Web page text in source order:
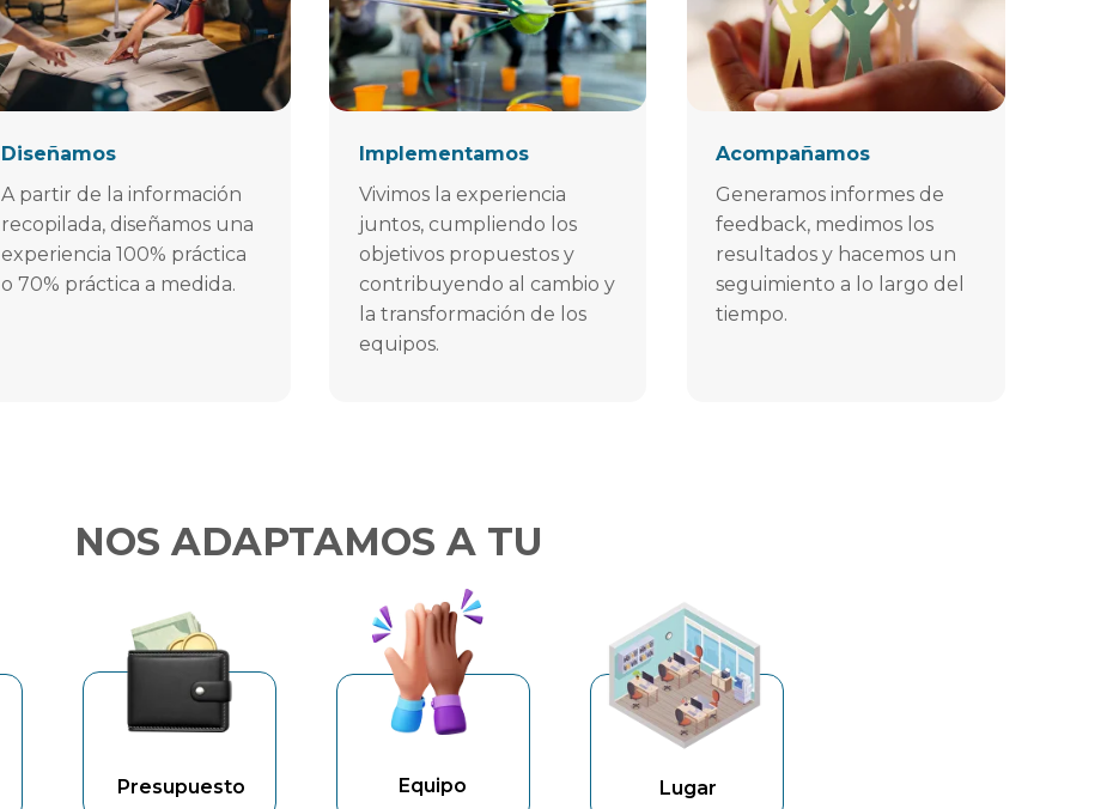
Diseñamos
A partir de la información
recopilada, diseñamos una
experiencia 100% práctica
o 70% práctica a medida.
Implementamos
Vivimos la experiencia
juntos, cumpliendo los
objetivos propuestos y
contribuyendo al cambio y
la transformación de los
equipos.
Acompañamos
Generamos informes de
feedback, medimos los
resultados y hacemos un
seguimiento a lo largo del
tiempo.
Presupuesto Equipo Lugar
NOS ADAPTAMOS A TU